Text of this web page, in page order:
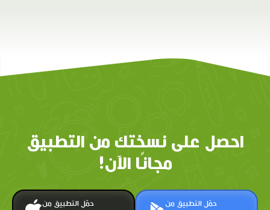
احصل على نسختك من التطبيق
مجانًا الآن!
حمّل التطبيق من حمّل التطبيق من